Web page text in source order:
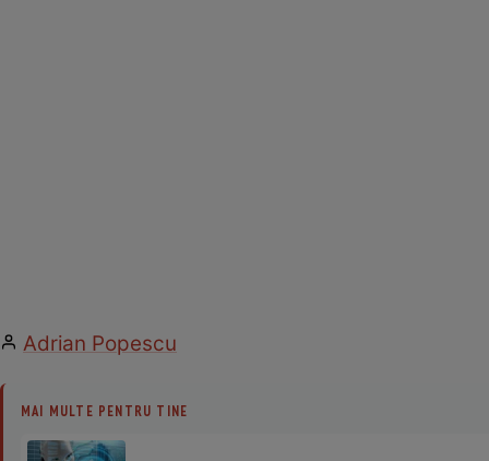
Adrian Popescu
MAI MULTE PENTRU TINE